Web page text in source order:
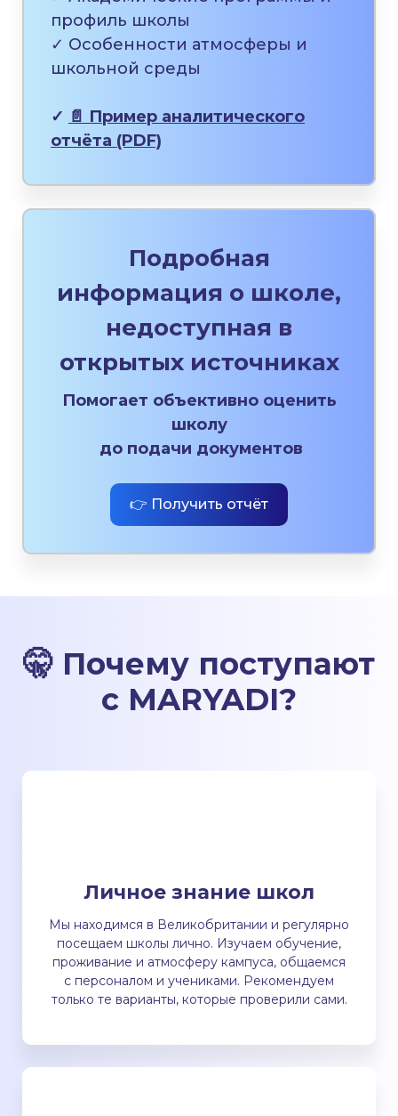
профиль школы
✓ Особенности атмосферы и
школьной среды
✓ 📄 Пример аналитического
отчёта (PDF)
Подробная
информация о школе,
недоступная в
открытых источниках
Помогает объективно оценить
школу
до подачи документов
👉 Получить отчёт
🤫 Почему поступают
с MARYADI?
Личное знание школ
Мы находимся в Великобритании и регулярно
посещаем школы лично. Изучаем обучение,
проживание и атмосферу кампуса, общаемся
с персоналом и учениками. Рекомендуем
только те варианты, которые проверили сами.